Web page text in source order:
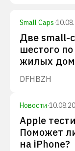
Small Caps·
Две small-
шестого
жилых
DFHBZH
Новости·
Apple
Поможет
на iPhone?